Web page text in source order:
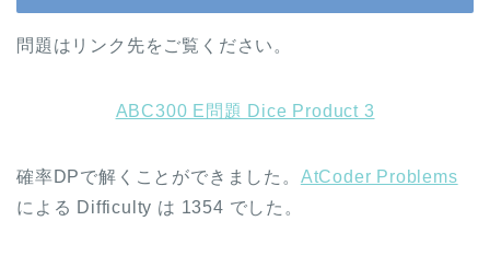
問題はリンク先をご覧ください。
ABC300 E問題 Dice Product 3
確率DPで解くことができました。 AtCoder Problems
による Difficulty は 1354 でした。